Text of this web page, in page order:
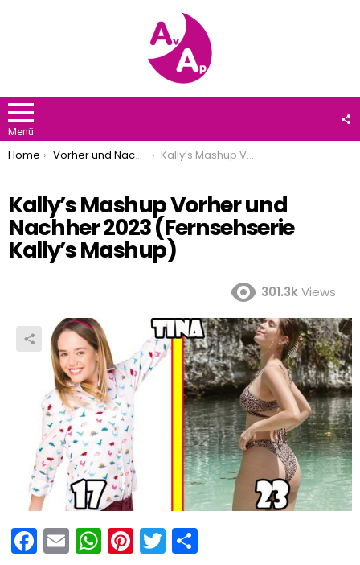
Menü
You are here:
Home Vorher und Nachher 2023 Kally’s Mashup Vorher und Nachher 2023 (Fernsehserie Kally’s Mashup)
Kally’s Mashup Vorher und
Nachher 2023 (Fernsehserie
Kally’s Mashup)
301.3kViews
F
E
W
Pi
T